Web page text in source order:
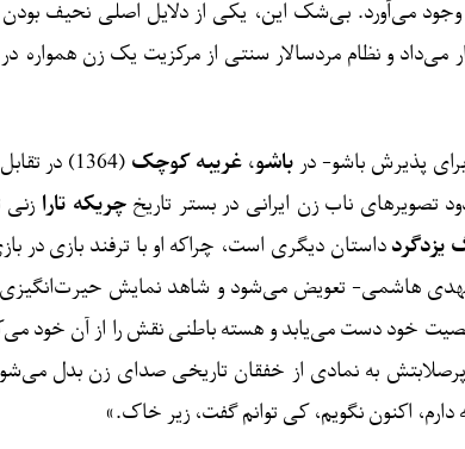
می‌آورد. بی‌شک این، یکی از دلایل اصلی نحیف بودن
و نظام مردسالار سنتی از مرکزیت یک زن همواره
پذیرش باشو- در باشو، غریبه کوچک
(1364) در
چریکه تارا زنی
یزدگرد داستان دیگری است، چراکه او با ترفند بازی در
مهدی ‌هاشمی- تعویض می‌شود و شاهد نمایش
خود دست می‌یابد و هسته باطنی نقش را از آن خود
به نمادی از خفقان تاریخی صدای زن بدل
اکنون نگویم، کی توانم گفت، زیر خاک.»